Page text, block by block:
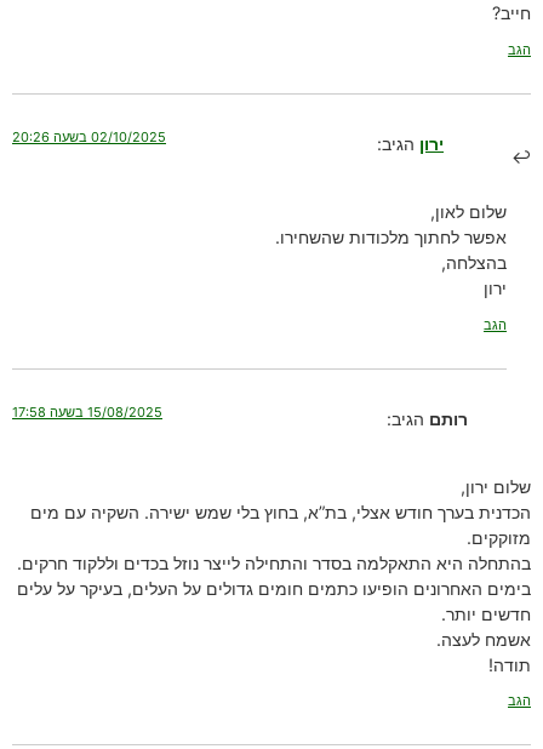
חייב?
הגב
ירון הגיב: 02/10/2025 בשעה 20:26
שלום לאון,
אפשר לחתוך מלכודות שהשחירו.
בהצלחה,
ירון
הגב
רותם הגיב: 15/08/2025 בשעה 17:58
שלום ירון,
הכדנית בערך חודש אצלי, בת”א, בחוץ בלי שמש ישירה. השקיה עם מים
מזוקקים.
בהתחלה היא התאקלמה בסדר והתחילה לייצר נוזל בכדים וללקוד חרקים.
בימים האחרונים הופיעו כתמים חומים גדולים על העלים, בעיקר על עלים
חדשים יותר.
אשמח לעצה.
תודה!
הגב